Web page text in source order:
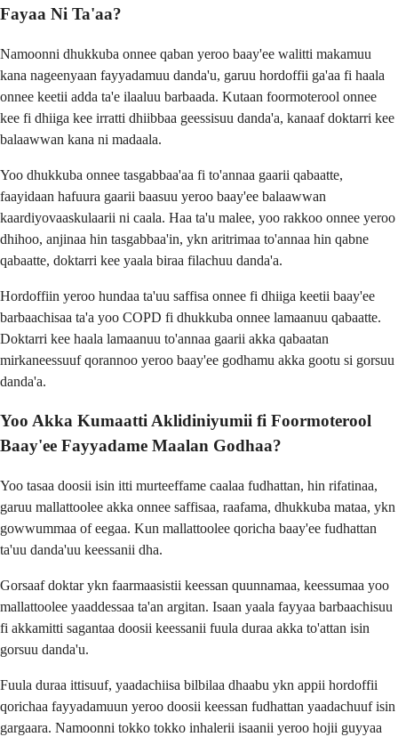
Fayaa Ni Ta'aa?
Namoonni dhukkuba onnee qaban yeroo baay'ee walitti makamuu
kana nageenyaan fayyadamuu danda'u, garuu hordoffii ga'aa fi haala
onnee keetii adda ta'e ilaaluu barbaada. Kutaan foormoterool onnee
kee fi dhiiga kee irratti dhiibbaa geessisuu danda'a, kanaaf doktarri kee
balaawwan kana ni madaala.
Yoo dhukkuba onnee tasgabbaa'aa fi to'annaa gaarii qabaatte,
faayidaan hafuura gaarii baasuu yeroo baay'ee balaawwan
kaardiyovaaskulaarii ni caala. Haa ta'u malee, yoo rakkoo onnee yeroo
dhihoo, anjinaa hin tasgabbaa'in, ykn aritrimaa to'annaa hin qabne
qabaatte, doktarri kee yaala biraa filachuu danda'a.
Hordoffiin yeroo hundaa ta'uu saffisa onnee fi dhiiga keetii baay'ee
barbaachisaa ta'a yoo COPD fi dhukkuba onnee lamaanuu qabaatte.
Doktarri kee haala lamaanuu to'annaa gaarii akka qabaatan
mirkaneessuuf qorannoo yeroo baay'ee godhamu akka gootu si gorsuu
danda'a.
Yoo Akka Kumaatti Aklidiniyumii fi Foormoterool
Baay'ee Fayyadame Maalan Godhaa?
Yoo tasaa doosii isin itti murteeffame caalaa fudhattan, hin rifatinaa,
garuu mallattoolee akka onnee saffisaa, raafama, dhukkuba mataa, ykn
gowwummaa of eegaa. Kun mallattoolee qoricha baay'ee fudhattan
ta'uu danda'uu keessanii dha.
Gorsaaf doktar ykn faarmaasistii keessan quunnamaa, keessumaa yoo
mallattoolee yaaddessaa ta'an argitan. Isaan yaala fayyaa barbaachisuu
fi akkamitti sagantaa doosii keessanii fuula duraa akka to'attan isin
gorsuu danda'u.
Fuula duraa ittisuuf, yaadachiisa bilbilaa dhaabu ykn appii hordoffii
qorichaa fayyadamuun yeroo doosii keessan fudhattan yaadachuuf isin
gargaara. Namoonni tokko tokko inhalerii isaanii yeroo hojii guyyaa